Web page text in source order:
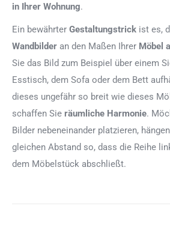
in Ihrer Wohnung.
Ein bewährter Gestaltungstrick ist es,
Wandbilder an den Maßen Ihrer Möbel
Sie das Bild zum Beispiel über einem
Esstisch, dem Sofa oder dem Bett
dieses ungefähr so breit wie dieses
schaffen Sie räumliche Harmonie.
Bilder nebeneinander platzieren,
gleichen Abstand so, dass die Reihe
dem Möbelstück abschließt.